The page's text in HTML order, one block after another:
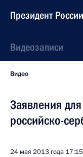
Президент России
Видеозаписи
Видео
Заявления
российско-
24 мая 2013 года 17:15